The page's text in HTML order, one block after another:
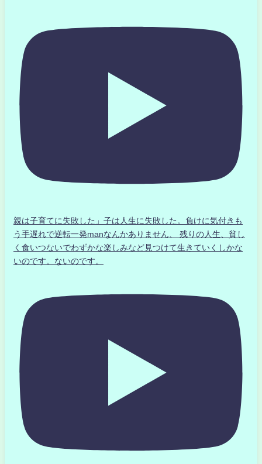
親は子育てに失敗した」子は人生に失敗した。負けに気付きも
う手遅れで逆転一発manなんかありません、 残りの人生、貧し
く食いつないでわずかな楽しみなど見つけて生きていくしかな
いのです。ないのです。